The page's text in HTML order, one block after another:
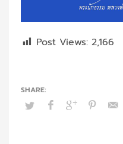
Post Views: 2,166